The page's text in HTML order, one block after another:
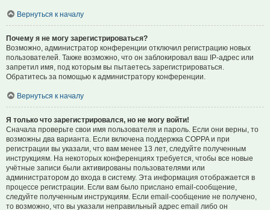
Вернуться к началу
Почему я не могу зарегистрироваться?
Возможно, администратор конференции отключил регистрацию новых
пользователей. Также возможно, что он заблокировал ваш IP-адрес или
запретил имя, под которым вы пытаетесь зарегистрироваться.
Обратитесь за помощью к администратору конференции.
Вернуться к началу
Я только что зарегистрировался, но не могу войти!
Сначала проверьте свои имя пользователя и пароль. Если они верны, то
возможны два варианта. Если включена поддержка COPPA и при
регистрации вы указали, что вам менее 13 лет, следуйте полученным
инструкциям. На некоторых конференциях требуется, чтобы все новые
учётные записи были активированы пользователями или
администратором до входа в систему. Эта информация отображается в
процессе регистрации. Если вам было прислано email-сообщение,
следуйте полученным инструкциям. Если email-сообщение не получено,
то возможно, что вы указали неправильный адрес email либо он